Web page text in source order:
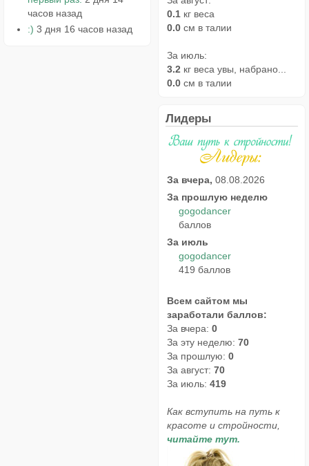
часов назад
:) 3 дня 16 часов назад
0.1 кг веса
0.0 см в талии
За июль:
3.2 кг веса увы, набрано...
0.0 см в талии
Лидеры
За вчера, 08.08.2026
За прошлую неделю
gogodancer
баллов
За июль
gogodancer
419 баллов
Всем сайтом мы
заработали баллов:
За вчера: 0
За эту неделю: 70
За прошлую: 0
За август: 70
За июль: 419
Как вступить на путь к
красоте и стройности,
читайте тут.